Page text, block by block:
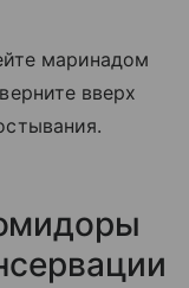
маринадом
вверх